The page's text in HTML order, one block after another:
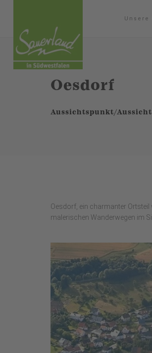
Unsere
Oesdorf
Aussichtspunkt/
Oesdorf, ein charmanter
malerischen Wanderwegen im